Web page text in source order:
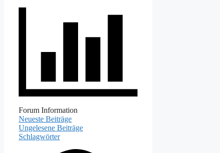
Forum Information
Neueste Beiträge
Ungelesene Beiträge
Schlagwörter